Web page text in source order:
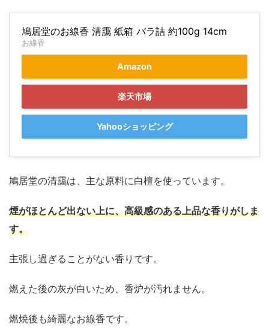
鳩居堂のお線香 清靄 紙箱 バラ詰 約100g 14cm
お線香
Amazon
楽天市場
Yahooショッピング
鳩居堂の清靄は、主な原料に白檀を使っています。
煙がほとんど出ない上に、高級感のある上品な香りがしま
す。
主張し過ぎることがない香りです。
燃えた後の灰が白いため、香炉が汚れません。
燃焼後も綺麗なお線香です。